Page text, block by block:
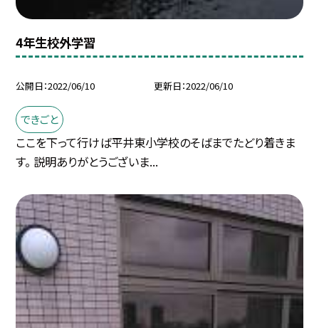
4年生校外学習
公開日 2022/06/10 更新日 2022/06/10
できごと
ここを下って行けば平井東小学校のそばまでたどり着きま
す。 説明ありがとうございま...